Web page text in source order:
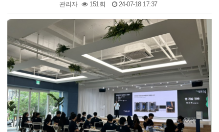
관리자 151회 24-07-18 17:37
본문